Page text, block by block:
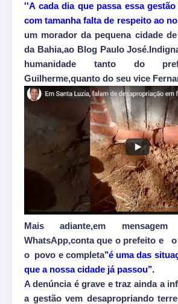
''A cada dia que passa essa
com tamanha falta de respeito ao
um morador da pequena cidade
da Bahia,ao Blog Paulo
humanidade tanto do
Guilherme,quanto do seu vice
Mais adiante,em
WhatsApp,conta que o prefeito e
o povo e completa’’é uma das
que a nossa cidade já passou’’.
A denúncia é grave e traz ainda a
a gestão vem desapropriando